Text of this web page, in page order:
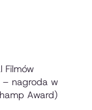
Filmów
– nagroda w
Award)